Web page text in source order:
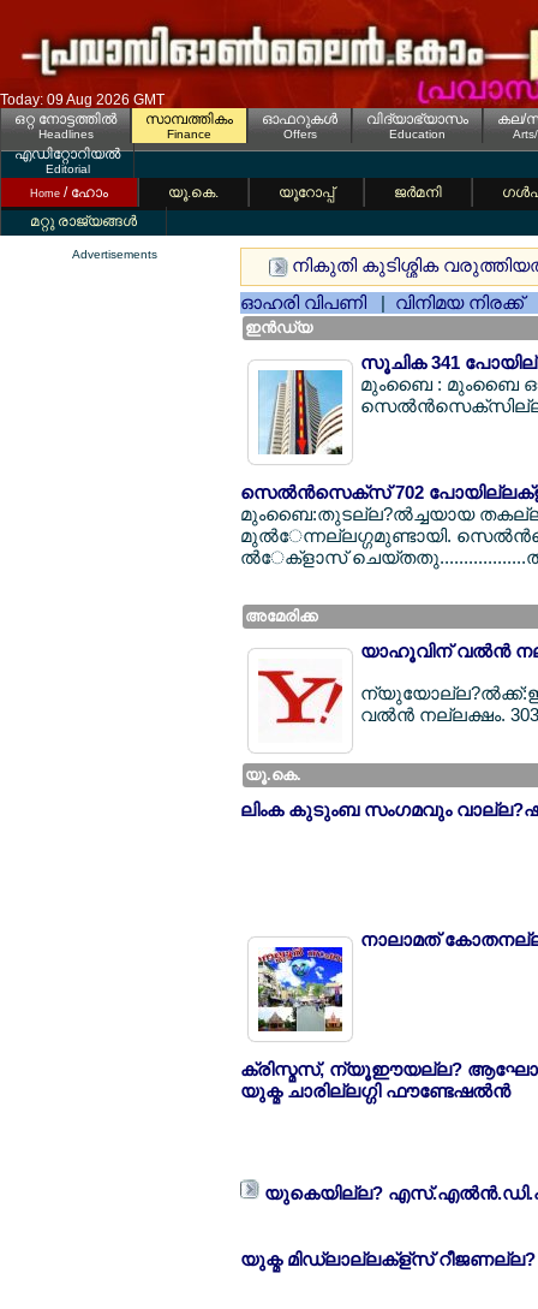
Today: 09 Aug 2026 GMT
ഒറ്റ നോട്ടത്തില്‍
Headlines
സാമ്പത്തികം
Finance
ഓഫറുകള്‍
Offers
വിദ്യാഭ്യാസം
Education
കല/
എഡിറ്റോറിയല്‍
Editorial
Home / ഹോം യൂ.കെ. യൂറോപ്പ് ജര്‍മനി
മറ്റു രാജ്യങ്ങള്‍
Advertisements
നികുതി കുടിശ്ശിക
ഓഹരി വിപണി | വിനിമയ നിരക്ക്
ഇന്‍ഡ്യ
സൂചിക 341
മുംബൈ : മുംബൈ
സെല്‍ന്‍സെക്സ് 702 പോയില്ലക്ള്
മുംബൈ:തുടല്ല?ല്‍ച്ചയായ
മുല്‍േന്നല്ലഗ്ഗമുണ്ടായി.
ല്‍േക്ളാസ്
അമേരിക്ക
യാഹൂവിന് വല്‍ന്‍
വല്‍ന്‍ നല്ലക്ഷം.
യൂ.കെ.
ലിംക കുടുംബ സംഗമവും
നാലാമത്
ക്രിസ്മസ്, ന്യൂഈയല്ല?
യുക്മ ചാരില്ലഗ്ഗി ഫൗണ്ടേഷല്‍ന്‍
യുകെയില്ല?
യുക്മ മിഡ്ലാല്ലക്ള്സ് റീജണല്ല?